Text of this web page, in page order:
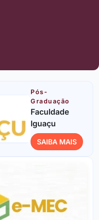
Pós-
Graduação
Faculdade
Iguaçu
SAIBA MAIS